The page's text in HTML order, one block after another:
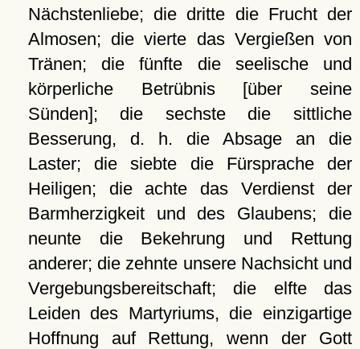
Nächstenliebe; die dritte die Frucht der
Almosen; die vierte das Vergießen von
Tränen; die fünfte die seelische und
körperliche Betrübnis [über seine
Sünden]; die sechste die sittliche
Besserung, d. h. die Absage an die
Laster; die siebte die Fürsprache der
Heiligen; die achte das Verdienst der
Barmherzigkeit und des Glaubens; die
neunte die Bekehrung und Rettung
anderer; die zehnte unsere Nachsicht und
Vergebungsbereitschaft; die elfte das
Leiden des Martyriums, die einzigartige
Hoffnung auf Rettung, wenn der Gott